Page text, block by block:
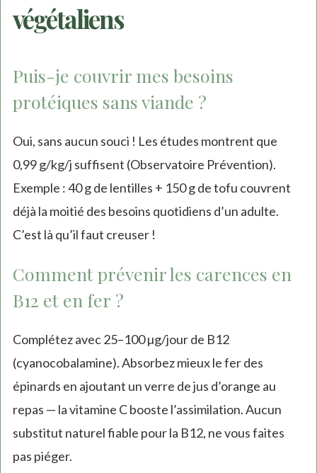
végétaliens
Puis-je couvrir mes besoins
protéiques sans viande ?
Oui, sans aucun souci ! Les études montrent que
0,99 g/kg/j suffisent (Observatoire Prévention).
Exemple : 40 g de lentilles + 150 g de tofu couvrent
déjà la moitié des besoins quotidiens d’un adulte.
C’est là qu’il faut creuser !
Comment prévenir les carences en
B12 et en fer ?
Complétez avec 25–100 µg/jour de B12
(cyanocobalamine). Absorbez mieux le fer des
épinards en ajoutant un verre de jus d’orange au
repas — la vitamine C booste l’assimilation. Aucun
substitut naturel fiable pour la B12, ne vous faites
pas piéger.